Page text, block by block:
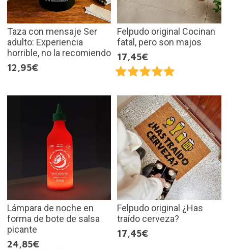
Taza con mensaje Ser
adulto: Experiencia
horrible, no la recomiendo
12,95€
Felpudo original Cocinan
fatal, pero son majos
17,45€
Lámpara de noche en
forma de bote de salsa
picante
24,85€
Felpudo original ¿Has
traído cerveza?
17,45€